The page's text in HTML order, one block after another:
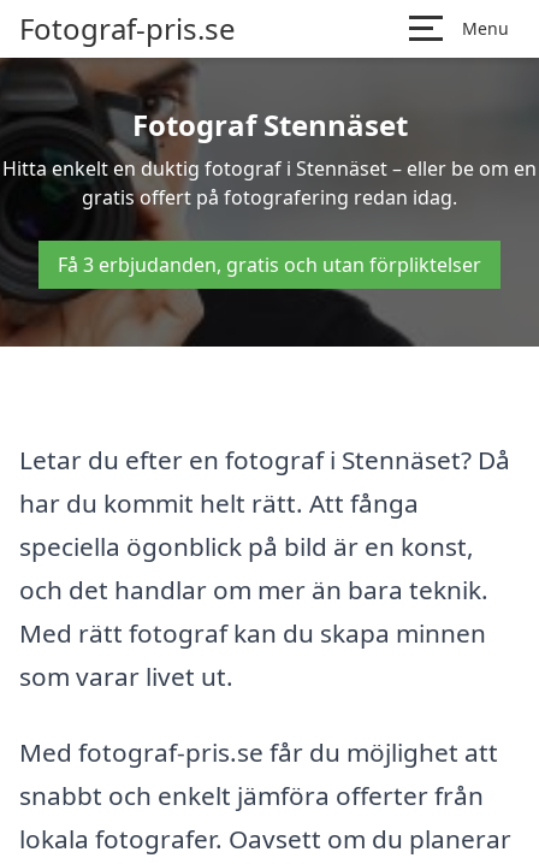
Fotograf-pris.se Menu
Fotograf Stennäset
Hitta enkelt en duktig fotograf i Stennäset – eller be om en
gratis offert på fotografering redan idag.
Få 3 erbjudanden, gratis och utan förpliktelser
Letar du efter en fotograf i Stennäset? Då
har du kommit helt rätt. Att fånga
speciella ögonblick på bild är en konst,
och det handlar om mer än bara teknik.
Med rätt fotograf kan du skapa minnen
som varar livet ut.
Med fotograf-pris.se får du möjlighet att
snabbt och enkelt jämföra offerter från
lokala fotografer. Oavsett om du planerar